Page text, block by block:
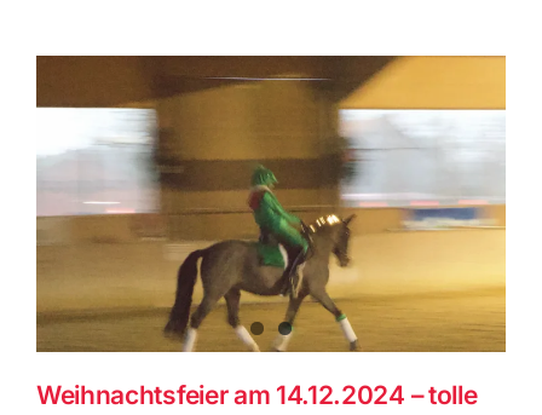
Weihnachtsfeier am 14.12.2024 – tolle